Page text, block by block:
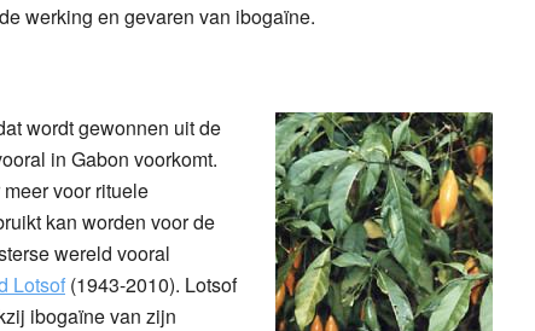
werking en gevaren van ibogaïne.
wordt gewonnen uit de
in Gabon voorkomt.
voor rituele
kan worden voor de
wereld vooral
Lotsof (1943-2010). Lotsof
ibogaïne van zijn